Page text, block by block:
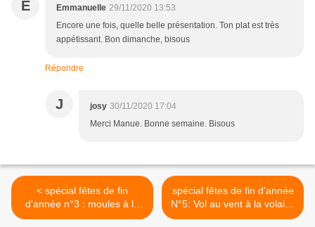
E Emmanuelle 29/11/2020 13:53
Encore une fois, quelle belle présentation. Ton plat est très
appétissant. Bon dimanche, bisous
Répondre
J josy 30/11/2020 17:04
Merci Manue. Bonne semaine. Bisous
< spécial fêtes de fin
d'année n°3 : moules à la
sauce crémée au citron et
spécial fêtes de fin d'année
N°5: Vol au vent à la volaille
fermière et ses girolles en